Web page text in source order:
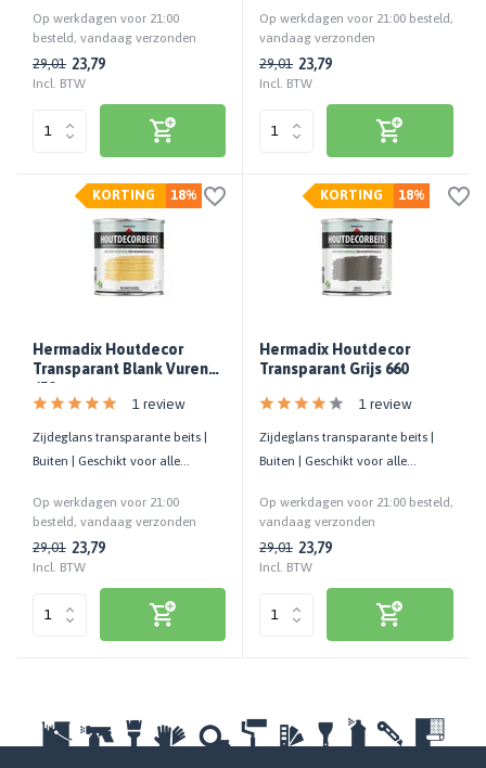
Op werkdagen voor 21:00
besteld, vandaag verzonden
29,01 23,79
Incl. BTW
Op werkdagen voor 21:00 besteld,
vandaag verzonden
29,01 23,79
Incl. BTW
18%
KORTING
Hermadix Houtdecor
Transparant Blank Vuren
659
1 review
Zijdeglans transparante beits |
Buiten | Geschikt voor alle
Op werkdagen voor 21:00
besteld, vandaag verzonden
29,01 23,79
Incl. BTW
18%
KORTING
Hermadix Houtdecor
Transparant Grijs 660
1 review
Zijdeglans transparante beits |
Buiten | Geschikt voor alle
Op werkdagen voor 21:00 besteld,
vandaag verzonden
29,01 23,79
Incl. BTW